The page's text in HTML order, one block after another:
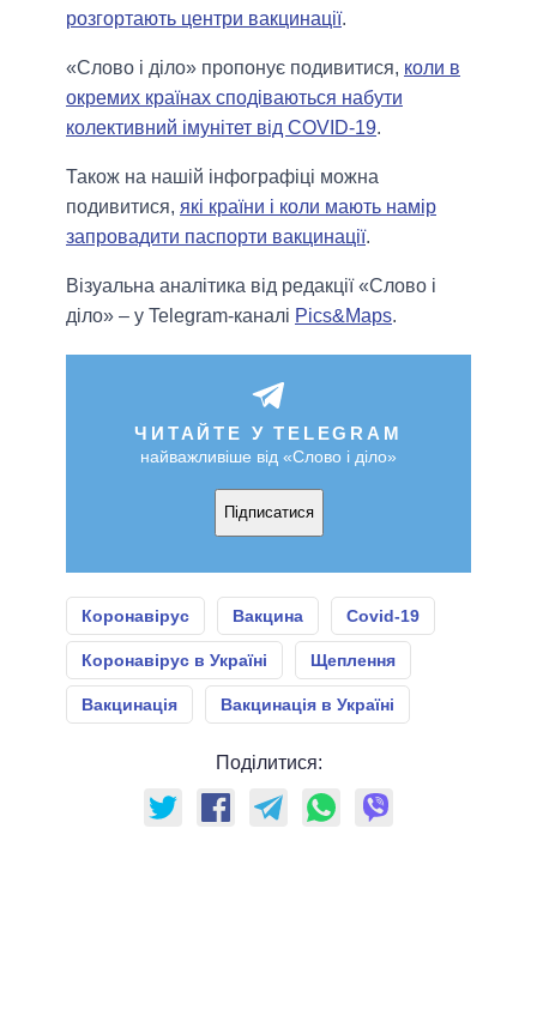
розгортають центри вакцинації.
«Слово і діло» пропонує подивитися, коли в
окремих країнах сподіваються набути
колективний імунітет від COVID-19.
Також на нашій інфографіці можна
подивитися, які країни і коли мають намір
запровадити паспорти вакцинації.
Візуальна аналітика від редакції «Слово і
діло» – у Telegram-каналі Pics&Maps.
ЧИТАЙТЕ У TELEGRAM
найважливіше від «Слово і діло»
Підписатися
Коронавірус Вакцина Covid-19
Коронавірус в Україні Щеплення
Вакцинація Вакцинація в Україні
Поділитися: